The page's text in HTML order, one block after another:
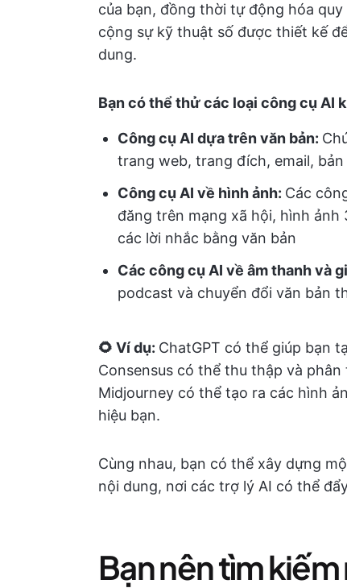
của bạn, đồng thời tự động hóa
cộng sự kỹ thuật số được thiết kế
dung.
Bạn có thể thử các loại công cụ AI
Công cụ AI dựa trên văn bản:
trang web, trang đích, email, bản
Công cụ AI về hình ảnh: Các
đăng trên mạng xã hội, hình
các lời nhắc bằng văn bản
Các công cụ AI về âm thanh và
podcast và chuyển đổi văn bản
🌻 Ví dụ: ChatGPT có thể giúp bạn
Consensus có thể thu thập và
Midjourney có thể tạo ra các hình
hiệu bạn.
Cùng nhau, bạn có thể xây dựng
nội dung, nơi các trợ lý AI có thể
Bạn nên tìm